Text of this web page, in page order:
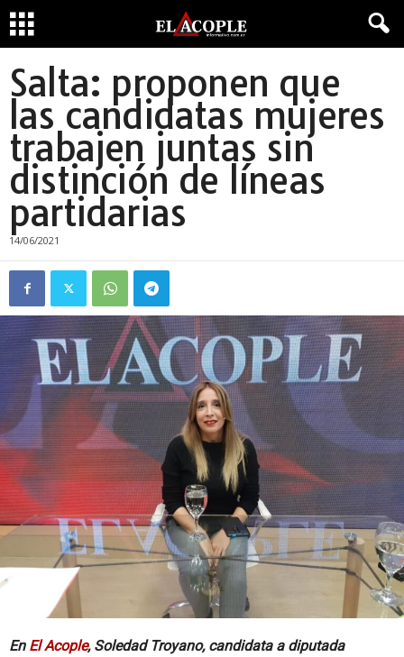
Salta: proponen que
las candidatas mujeres
trabajen juntas sin
distinción de líneas
partidarias
14/06/2021
En El Acople, Soledad Troyano, candidata a diputada